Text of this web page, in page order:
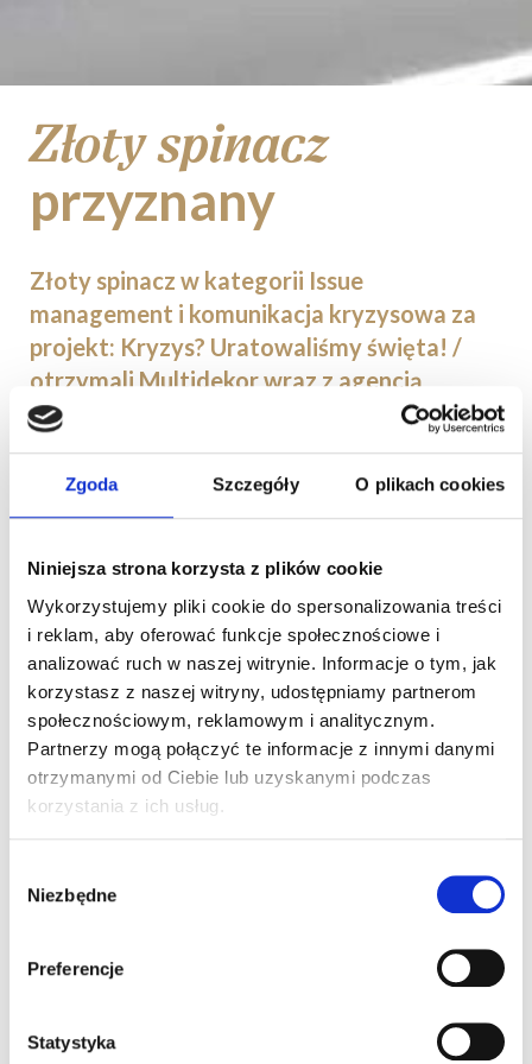
Zgoda Szczegóły O plikach cookies
Niniejsza strona korzysta z plików cookie
Wykorzystujemy pliki cookie do spersonalizowania treści
i reklam, aby oferować funkcje społecznościowe i
analizować ruch w naszej witrynie. Informacje o tym, jak
korzystasz z naszej witryny, udostępniamy partnerom
społecznościowym, reklamowym i analitycznym.
Partnerzy mogą połączyć te informacje z innymi danymi
otrzymanymi od Ciebie lub uzyskanymi podczas
korzystania z ich usług.
zgody
Niezbędne
Preferencje
Statystyka
Złoty spinacz
przyznany
Złoty spinacz w kategorii Issue
management i komunikacja kryzysowa za
projekt: Kryzys? Uratowaliśmy święta! /
otrzymali Multidekor wraz z agencją
K+Group.
Ogłoszenie wyników i przyznanie
najważniejszych nagród w branży PR odbyło
się 8 grudnia podczas uroczystej Gali, którą
dziennikarka radiowa i telewizyjna. Z
ramienia Multidekor nagrodę odebrali
Grzegorz Podogrocki i Mateusz
Kaczorowski.
O nominacjach i przyznanych
poszczególnym projektom nagrodach
skład którego weszli przedstawiciele
praktycy oraz eksperci branży PR i mediów
akademickiego. Przewodniczącymi